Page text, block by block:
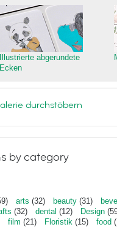
Illustrierte abgerundete
Ecken
durchstöbern
by category
arts (32) beauty (31)
(32) dental (12) Design
film (21) Floristik (15) food